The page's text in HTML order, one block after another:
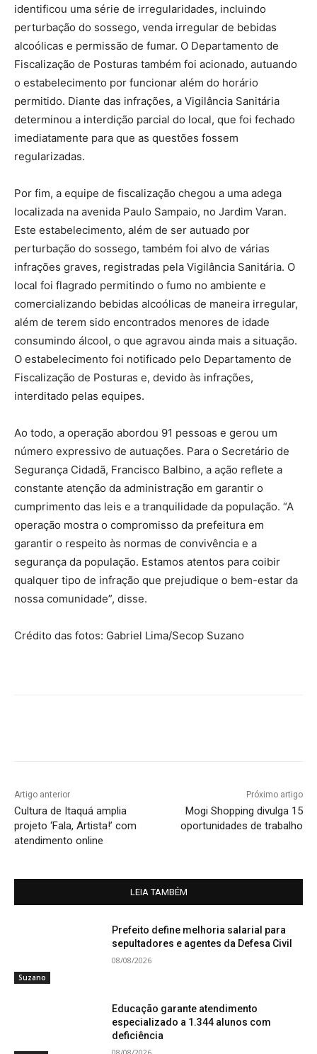
identificou uma série de irregularidades, incluindo
perturbação do sossego, venda irregular de bebidas
alcoólicas e permissão de fumar. O Departamento de
Fiscalização de Posturas também foi acionado, autuando
o estabelecimento por funcionar além do horário
permitido. Diante das infrações, a Vigilância Sanitária
determinou a interdição parcial do local, que foi fechado
imediatamente para que as questões fossem
regularizadas.
Por fim, a equipe de fiscalização chegou a uma adega
localizada na avenida Paulo Sampaio, no Jardim Varan.
Este estabelecimento, além de ser autuado por
perturbação do sossego, também foi alvo de várias
infrações graves, registradas pela Vigilância Sanitária. O
local foi flagrado permitindo o fumo no ambiente e
comercializando bebidas alcoólicas de maneira irregular,
além de terem sido encontrados menores de idade
consumindo álcool, o que agravou ainda mais a situação.
O estabelecimento foi notificado pelo Departamento de
Fiscalização de Posturas e, devido às infrações,
interditado pelas equipes.
Ao todo, a operação abordou 91 pessoas e gerou um
número expressivo de autuações. Para o Secretário de
Segurança Cidadã, Francisco Balbino, a ação reflete a
constante atenção da administração em garantir o
cumprimento das leis e a tranquilidade da população. “A
operação mostra o compromisso da prefeitura em
garantir o respeito às normas de convivência e a
segurança da população. Estamos atentos para coibir
qualquer tipo de infração que prejudique o bem-estar da
nossa comunidade”, disse.
Crédito das fotos: Gabriel Lima/Secop Suzano
Artigo anterior
Cultura de Itaquá amplia
projeto ‘Fala, Artista!’ com
atendimento online
Próximo artigo
Mogi Shopping divulga 15
oportunidades de trabalho
LEIA TAMBÉM
Suzano
Prefeito define melhoria salarial para
sepultadores e agentes da Defesa Civil
08/08/2026
Educação garante atendimento
especializado a 1.344 alunos com
deficiência